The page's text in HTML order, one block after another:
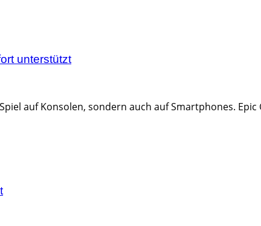
unterstützt
auf Konsolen, sondern auch auf Smartphones. Epic